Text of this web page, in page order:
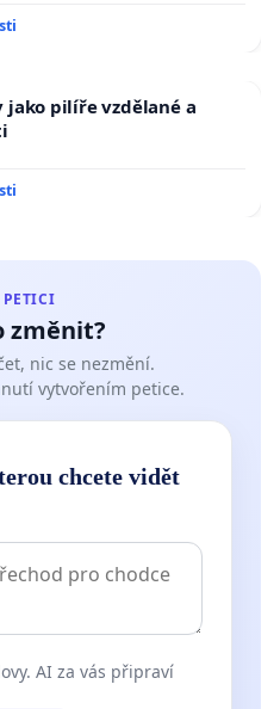
jako pilíře vzdělané a
PETICI
změnit?
nic se nezmění.
vytvořením petice.
chcete vidět
AI za vás připraví